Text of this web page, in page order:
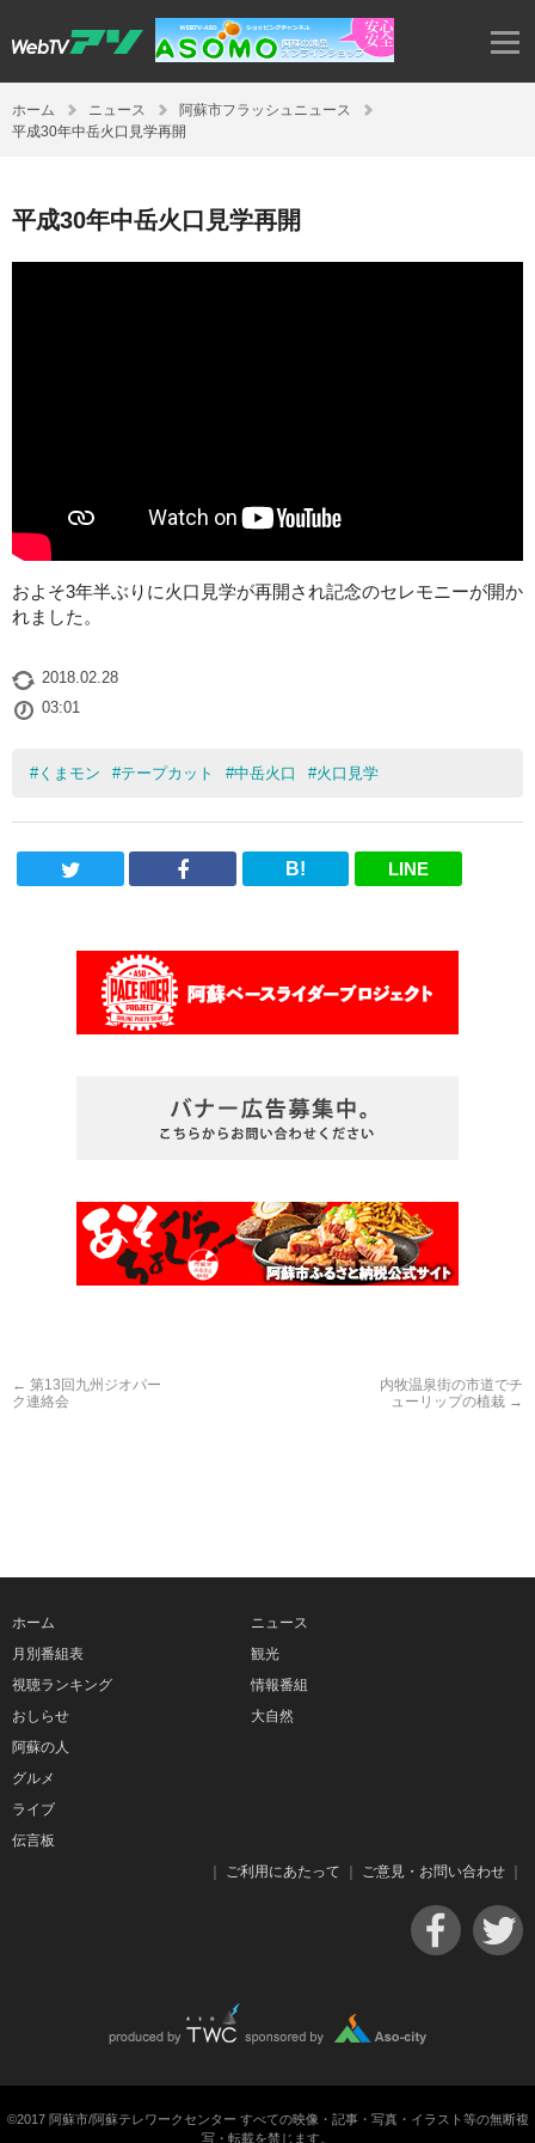
ホーム ニュース
阿蘇市フラッシュニュース
平成30年中岳火口見学再開
平成30年中岳火口見学再開
およそ3年半ぶりに火口見学が再開され記念のセレモニーが開か
れました。
2018.02.28
03:01
#くまモン #テープカット #中岳火口 #火口見学
B! LINE
← 第13回九州ジオパー
ク連絡会
内牧温泉街の市道でチ
ューリップの植栽 →
ホーム
月別番組表
視聴ランキング
おしらせ
ニュース
観光
情報番組
大自然
阿蘇の人
グルメ
ライブ
伝言板
ご利用にあたって ご意見・お問い合わせ
©2017 阿蘇市/阿蘇テレワークセンター すべての映像・記事・写真・イラスト等の無断複
写・転載を禁じます。